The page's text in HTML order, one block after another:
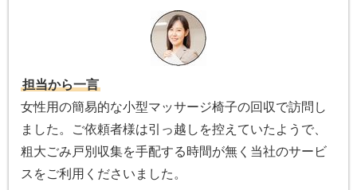
担当から一言
女性用の簡易的な小型マッサージ椅子の回収で訪問し
ました。ご依頼者様は引っ越しを控えていたようで、
粗大ごみ戸別収集を手配する時間が無く当社のサービ
スをご利用くださいました。